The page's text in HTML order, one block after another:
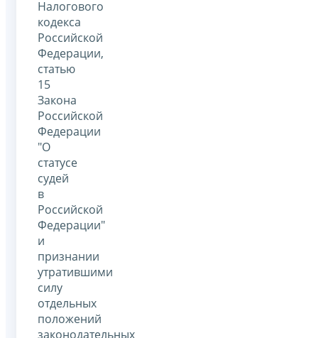
Налогового
кодекса
Российской
Федерации,
статью
15
Закона
Российской
Федерации
"О
статусе
судей
в
Российской
Федерации"
и
признании
утратившими
силу
отдельных
положений
законодательных